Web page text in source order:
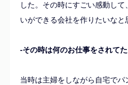
した。その時にすごい感動し
いができる会社を作りたいなと
-その時は何のお仕事をされて
当時は主婦をしながら自宅でパ